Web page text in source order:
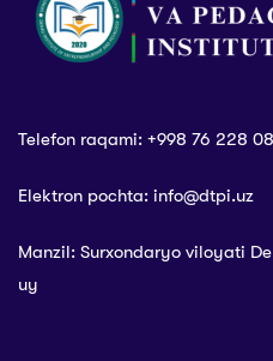
Telefon raqami: +998 76 228
Elektron pochta: info@dtpi.uz
Manzil: Surxondaryo viloyati
uy